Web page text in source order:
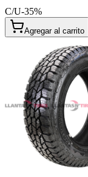
C/U-35%
Agregar al carrito